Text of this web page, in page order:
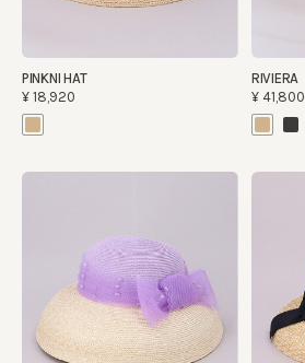
PINKNI HAT
¥18,920
RIVIERA
¥41,800